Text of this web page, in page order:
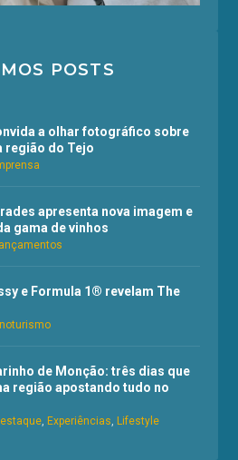
POSTS
a olhar fotográfico sobre
região do Tejo
apresenta nova imagem e
gama de vinhos
e Formula 1® revelam The
de Monção: três dias que
região apostando tudo no
,Experiências ,Lifestyle